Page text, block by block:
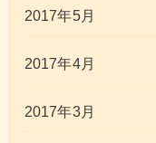
2017年5月
2017年4月
2017年3月